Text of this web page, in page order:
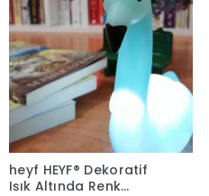
heyf HEYF® Dekoratif
Işık Altında Renk